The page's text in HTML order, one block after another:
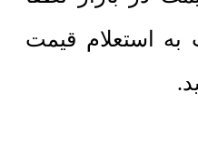
به استعلام قیمت